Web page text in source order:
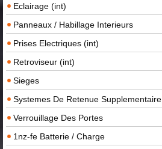
Eclairage (int)
Panneaux / Habillage Interieurs
Prises Electriques (int)
Retroviseur (int)
Sieges
Systemes De Retenue Supplementaire
Verrouillage Des Portes
1nz-fe Batterie / Charge